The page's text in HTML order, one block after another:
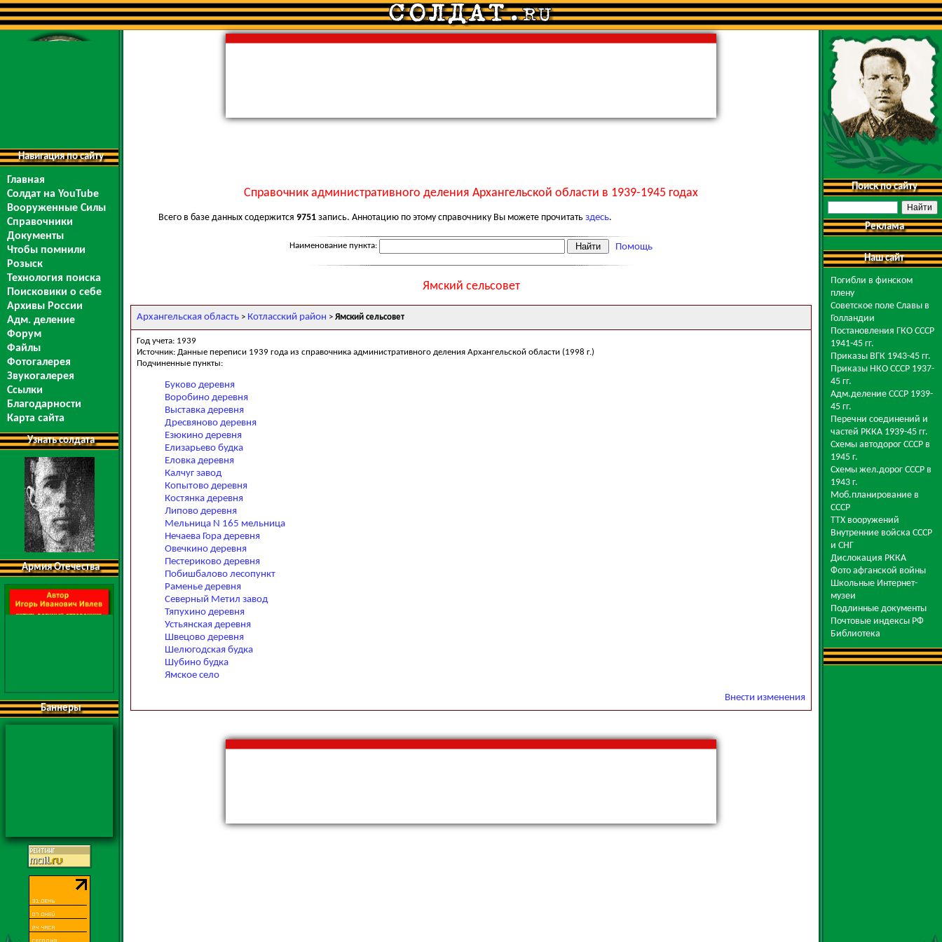
Навигация по сайту
Главная
Солдат на YouTube
Вооруженные Силы
Справочники
Документы
Чтобы помнили
Розыск
Технология поиска
Поисковики о себе
Архивы России
Адм. деление
Форум
Файлы
Фотогалерея
Звукогалерея
Ссылки
Благодарности
Карта сайта
Узнать солдата
Армия Отечества
Баннеры
Справочник административного деления Архангельской области в 1939-1945 годах
Всего в базе данных содержится 9751 запись. Аннотацию по этому справочнику Вы можете прочитать здесь.
Наименование пункта: Помощь
Ямский сельсовет
Архангельская область > Котласский район > Ямский сельсовет
Год учета: 1939
Источник: Данные переписи 1939 года из справочника административного деления Архангельской области (1998 г.)
Подчиненные пункты:
Буково деревня
Воробино деревня
Выставка деревня
Дресвяново деревня
Езюкино деревня
Елизарьево будка
Еловка деревня
Калчуг завод
Копытово деревня
Костянка деревня
Липово деревня
Мельница N 165 мельница
Нечаева Гора деревня
Овечкино деревня
Пестериково деревня
Побишбалово лесопункт
Раменье деревня
Северный Метил завод
Тяпухино деревня
Устьянская деревня
Швецово деревня
Шелюгодская будка
Шубино будка
Ямское село
Внести изменения
Поиск по сайту
Реклама
Наш сайт
Погибли в финском
плену
Советское поле Славы в
Голландии
Постановления ГКО СССР
1941-45 гг.
Приказы ВГК 1943-45 гг.
Приказы НКО СССР 1937-
45 гг.
Адм.деление СССР 1939-
45 гг.
Перечни соединений и
частей РККА 1939-45 гг.
Схемы автодорог СССР в
1945 г.
Схемы жел.дорог СССР в
1943 г.
Моб.планирование в
СССР
ТТХ вооружений
Внутренние войска СССР
и СНГ
Дислокация РККА
Фото афганской войны
Школьные Интернет-
музеи
Подлинные документы
Почтовые индексы РФ
Библиотека